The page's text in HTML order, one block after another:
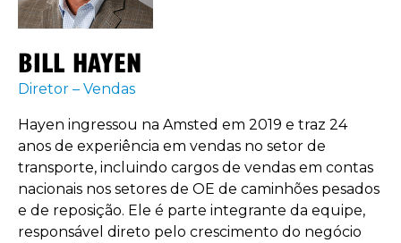
BILL HAYEN
Diretor – Vendas
Hayen ingressou na Amsted em 2019 e traz 24
anos de experiência em vendas no setor de
transporte, incluindo cargos de vendas em contas
nacionais nos setores de OE de caminhões pesados
e de reposição. Ele é parte integrante da equipe,
responsável direto pelo crescimento do negócio